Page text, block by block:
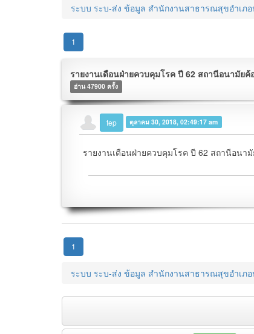
ระบบ ระบ-ส่ง ข้อมูล สำนักงานสาธารณสุขอำเภ
1
รายงานเดือนฝ่ายควบคุมโรค ปี 62 สถานีอนามัยค้
อ่าน 47900 ครั้ง
tep ตุลาคม 30, 2018, 02:49:17 am
รายงานเดือนฝ่ายควบคุมโรค ปี 62 สถานีอนา
1
ระบบ ระบ-ส่ง ข้อมูล สำนักงานสาธารณสุขอำเภ